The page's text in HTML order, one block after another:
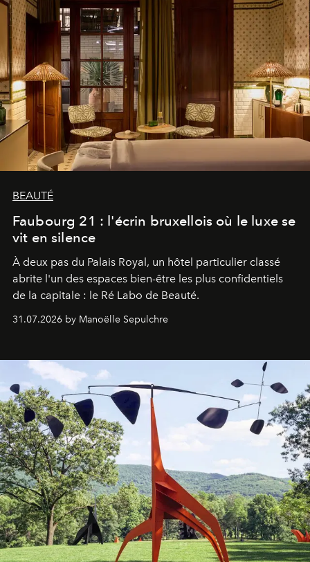
BEAUTÉ
Faubourg 21 : l'écrin bruxellois où le luxe se
vit en silence
À deux pas du Palais Royal, un hôtel particulier classé
abrite l'un des espaces bien-être les plus confidentiels
de la capitale : le Ré Labo de Beauté.
31.07.2026 by Manoëlle Sepulchre